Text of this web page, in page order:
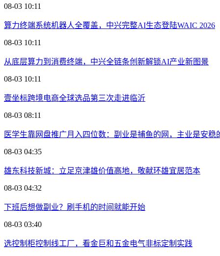
08-03 10:11
算力终端系统机器人全覆盖，中兴完整AI生态登陆WAIC 2026
08-03 10:11
从底层算力到消费终端，中兴全链条创新解锁AI产业新图景
08-03 10:11
壹坐标跨境电商全球选品第三次走进临沂
08-03 08:11
医学生靠网盘推广月入四位数：副业是捕鱼的网，主业是安稳
08-03 04:35
雄东科技新城：立足京津雄价值高地，敬献环雄宜居范本
08-03 04:32
下班后想做副业？刷手机的时间就能开始
08-03 03:40
选控制柜控制线工厂，看金巨和五金电气非标定制实践